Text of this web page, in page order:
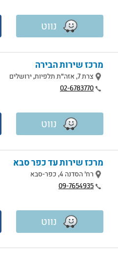
נווט
מרכז שירות הבירה
מיקום
צרת 7, אזה"ת תלפיות, ירושלים
טלפון
02-6783770
נווט
מרכז שירות עד כפר סבא
מיקום
רח' הסדנה 4, כפר-סבא
טלפון
09-7654935
נווט